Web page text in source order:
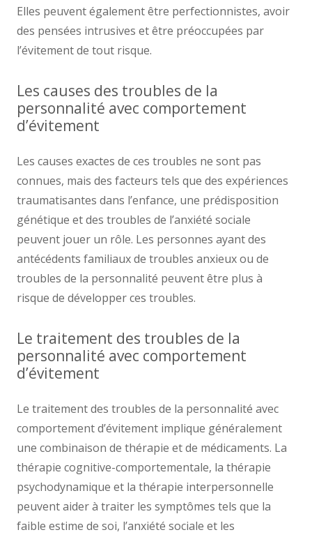
Elles peuvent également être perfectionnistes, avoir
des pensées intrusives et être préoccupées par
l’évitement de tout risque.
Les causes des troubles de la
personnalité avec comportement
d’évitement
Les causes exactes de ces troubles ne sont pas
connues, mais des facteurs tels que des expériences
traumatisantes dans l’enfance, une prédisposition
génétique et des troubles de l’anxiété sociale
peuvent jouer un rôle. Les personnes ayant des
antécédents familiaux de troubles anxieux ou de
troubles de la personnalité peuvent être plus à
risque de développer ces troubles.
Le traitement des troubles de la
personnalité avec comportement
d’évitement
Le traitement des troubles de la personnalité avec
comportement d’évitement implique généralement
une combinaison de thérapie et de médicaments. La
thérapie cognitive-comportementale, la thérapie
psychodynamique et la thérapie interpersonnelle
peuvent aider à traiter les symptômes tels que la
faible estime de soi, l’anxiété sociale et les